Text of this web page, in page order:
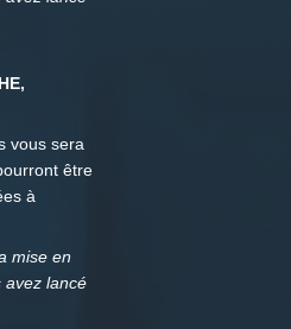
vous sera
être
à
mise en
avez lancé